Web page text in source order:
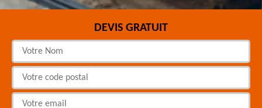
DEVIS GRATUIT